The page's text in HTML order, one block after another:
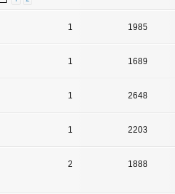
1 1985
1 1689
1 2648
1 2203
2 1888